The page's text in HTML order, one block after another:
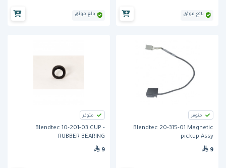
بائع موثق بائع موثق
متوفر
Blendtec 20-315-01 Magnetic
pickup Assy
9
متوفر
Blendtec 10-201-03 CUP -
RUBBER BEARING
9